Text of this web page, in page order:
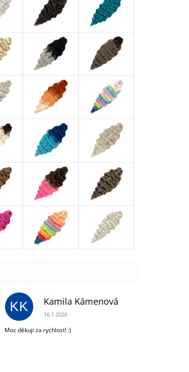
KK Kamila Kámenová
Hodnocení obchodu je 5 z 5 hvězdiček.
16.1.2026
Moc děkuji za rychlost! :)